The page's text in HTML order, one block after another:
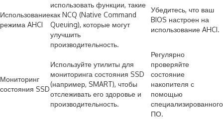
Использование
режима AHCI
использовать функции, такие
как NCQ (Native Command
Queuing), которые могут
улучшить
производительность.
Убедитесь, что ваш
BIOS настроен на
использование AHCI.
Мониторинг
состояния SSD
Используйте утилиты для
мониторинга состояния SSD
(например, SMART), чтобы
отслеживать его здоровье и
производительность.
Регулярно
проверяйте
состояние
накопителя с
помощью
специализированного
ПО.